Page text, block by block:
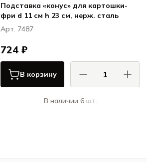
Подставка «конус» для картошки-
фри d 11 см h 23 см, нерж. сталь
Арт. 7487
724 ₽
В корзину
В наличии 6 шт.